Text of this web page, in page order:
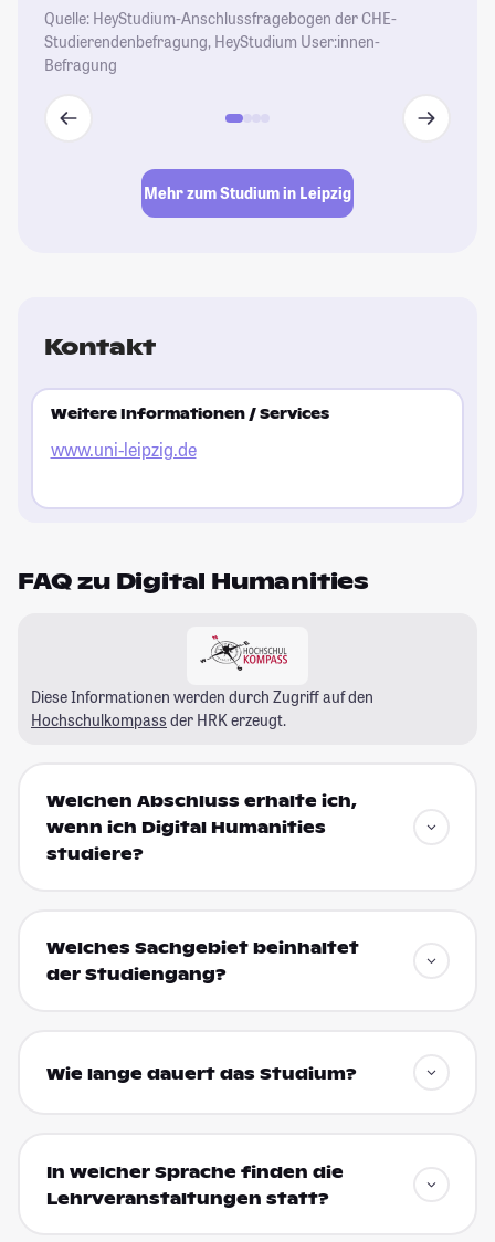
Quelle: HeyStudium-Anschlussfragebogen der CHE-
Studierendenbefragung, HeyStudium User:innen-
Befragung
Mehr zum Studium in Leipzig
Kontakt
Weitere Informationen / Services
www.uni-leipzig.de
FAQ zu Digital Humanities
Diese Informationen werden durch Zugriff auf den
Hochschulkompass der HRK erzeugt.
Welchen Abschluss erhalte ich,
wenn ich Digital Humanities
studiere?
Welches Sachgebiet beinhaltet
der Studiengang?
Wie lange dauert das Studium?
In welcher Sprache finden die
Lehrveranstaltungen statt?